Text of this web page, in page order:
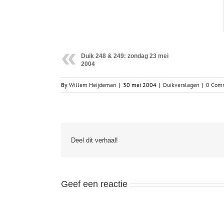
Duik 248 & 249: zondag 23 mei
2004
By Willem Heijdeman | 30 mei 2004 | Duikverslagen | 0
Deel dit verhaal!
Geef een reactie